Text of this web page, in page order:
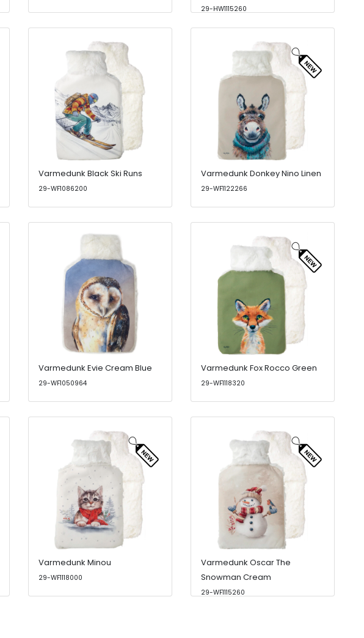
29-HW1115260
Varmedunk Black Ski Runs
29-WF1086200
Varmedunk Donkey Nino Linen
29-WF1122266
Varmedunk Evie Cream Blue
29-WF1050964
Varmedunk Fox Rocco Green
29-WF1118320
Varmedunk Minou
29-WF1118000
Varmedunk Oscar The
Snowman Cream
29-WF1115260